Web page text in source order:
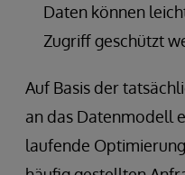
Daten können
Zugriff geschützt
Auf Basis der
an das Datenmodell
laufende